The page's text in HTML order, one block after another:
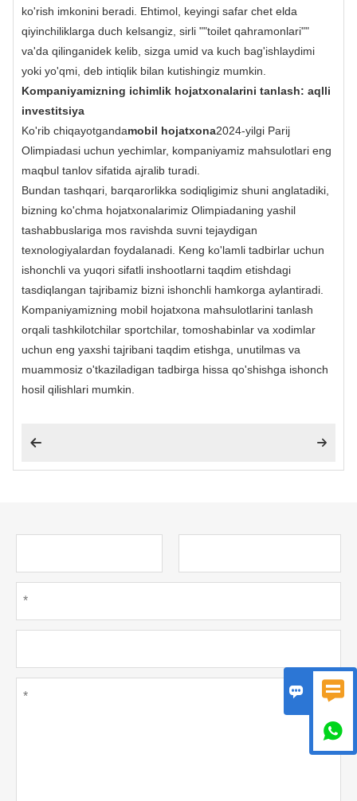
ko'rish imkonini beradi. Ehtimol, keyingi safar chet elda
qiyinchiliklarga duch kelsangiz, sirli ""toilet qahramonlari""
va'da qilinganidek kelib, sizga umid va kuch bag'ishlaydimi
yoki yo'qmi, deb intiqlik bilan kutishingiz mumkin.
Kompaniyamizning ichimlik hojatxonalarini tanlash: aqlli
investitsiya
Ko'rib chiqayotgandamobil hojatxona2024-yilgi Parij
Olimpiadasi uchun yechimlar, kompaniyamiz mahsulotlari eng
maqbul tanlov sifatida ajralib turadi.
Bundan tashqari, barqarorlikka sodiqligimiz shuni anglatadiki,
bizning ko'chma hojatxonalarimiz Olimpiadaning yashil
tashabbuslariga mos ravishda suvni tejaydigan
texnologiyalardan foydalanadi. Keng ko'lamli tadbirlar uchun
ishonchli va yuqori sifatli inshootlarni taqdim etishdagi
tasdiqlangan tajribamiz bizni ishonchli hamkorga aylantiradi.
Kompaniyamizning mobil hojatxona mahsulotlarini tanlash
orqali tashkilotchilar sportchilar, tomoshabinlar va xodimlar
uchun eng yaxshi tajribani taqdim etishga, unutilmas va
muammosiz o'tkaziladigan tadbirga hissa qo'shishga ishonch
hosil qilishlari mumkin.
 
 
